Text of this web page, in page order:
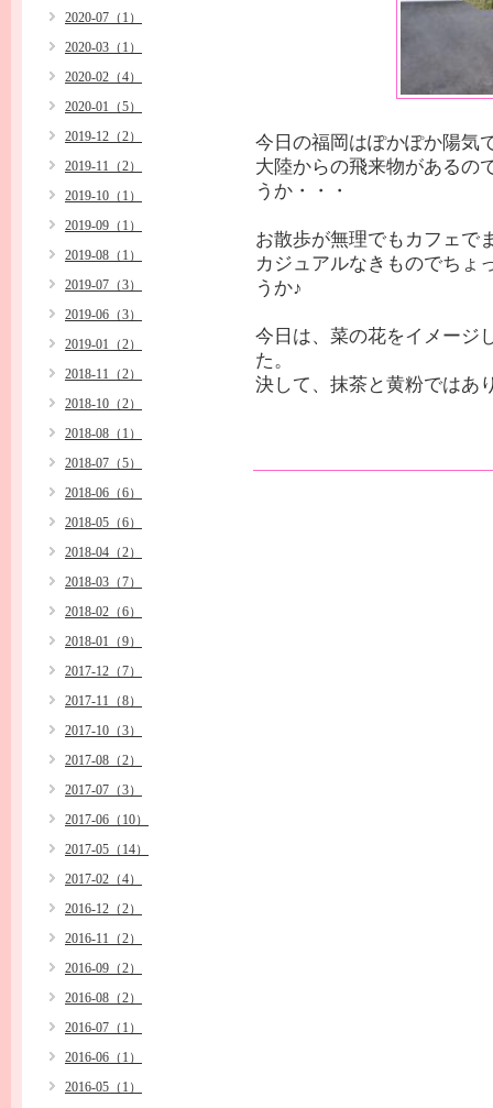
今日の福岡はぽかぽか陽気
大陸からの飛来物があるの
うか・・・
お散歩が無理でもカフェで
カジュアルなきものでちょ
うか♪
今日は、菜の花をイメージ
た。
決して、抹茶と黄粉ではあ
2020-07（1）
2020-03（1）
2020-02（4）
2020-01（5）
2019-12（2）
2019-11（2）
2019-10（1）
2019-09（1）
2019-08（1）
2019-07（3）
2019-06（3）
2019-01（2）
2018-11（2）
2018-10（2）
2018-08（1）
2018-07（5）
2018-06（6）
2018-05（6）
2018-04（2）
2018-03（7）
2018-02（6）
2018-01（9）
2017-12（7）
2017-11（8）
2017-10（3）
2017-08（2）
2017-07（3）
2017-06（10）
2017-05（14）
2017-02（4）
2016-12（2）
2016-11（2）
2016-09（2）
2016-08（2）
2016-07（1）
2016-06（1）
2016-05（1）